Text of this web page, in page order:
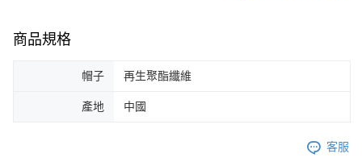
商品規格
帽子 再生聚酯纖維
產地 中國
客服